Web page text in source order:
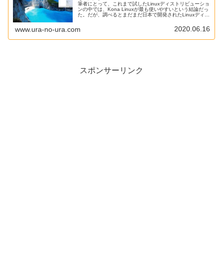
筆者にとって、これまで試したLinuxディストリビューショ
ンの中では、Kona Linuxが最も使いやすいという結論だっ
た。だが、調べるとまだまだ日本で開発されたLinuxディス
20.04ベースの「natureOS 5.0」をインストールして試し
てみた。
www.ura-no-ura.com 2020.06.16
スポンサーリンク